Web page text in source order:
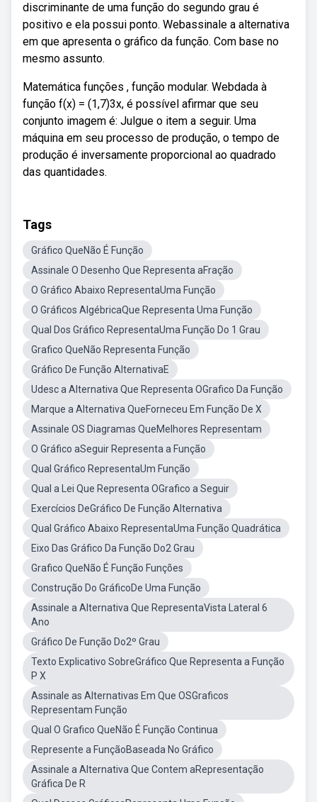
discriminante de uma função do segundo grau é
positivo e ela possui ponto. Webassinale a alternativa
em que apresenta o gráfico da função. Com base no
mesmo assunto.
Matemática funções , função modular. Webdada à
função f(x) = (1,7)3x, é possível afirmar que seu
conjunto imagem é: Julgue o item a seguir. Uma
máquina em seu processo de produção, o tempo de
produção é inversamente proporcional ao quadrado
das quantidades.
Tags
Gráfico QueNão É Função
Assinale O Desenho Que Representa aFração
O Gráfico Abaixo RepresentaUma Função
O Gráficos AlgébricaQue Representa Uma Função
Qual Dos Gráfico RepresentaUma Função Do 1 Grau
Grafico QueNão Representa Função
Gráfico De Função AlternativaE
Udesc a Alternativa Que Representa OGrafico Da Função
Marque a Alternativa QueForneceu Em Função De X
Assinale OS Diagramas QueMelhores Representam
O Gráfico aSeguir Representa a Função
Qual Gráfico RepresentaUm Função
Qual a Lei Que Representa OGrafico a Seguir
Exercícios DeGráfico De Função Alternativa
Qual Gráfico Abaixo RepresentaUma Função Quadrática
Eixo Das Gráfico Da Função Do2 Grau
Grafico QueNão É Função Funções
Construção Do GráficoDe Uma Função
Assinale a Alternativa Que RepresentaVista Lateral 6
Ano
Gráfico De Função Do2º Grau
Texto Explicativo SobreGráfico Que Representa a Função
P X
Assinale as Alternativas Em Que OSGraficos
Representam Função
Qual O Grafico QueNão É Função Continua
Represente a FunçãoBaseada No Gráfico
Assinale a Alternativa Que Contem aRepresentação
Gráfica De R